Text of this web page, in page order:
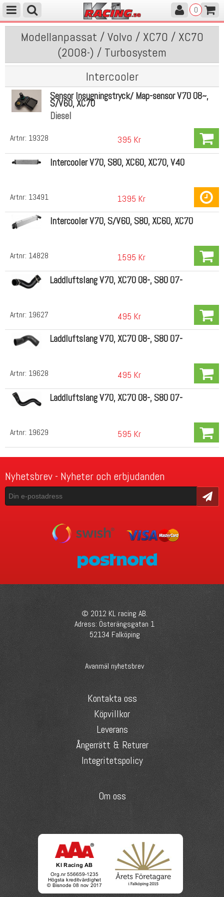
0
Modellanpassat / Volvo / XC70 / XC70
(2008-) / Turbosystem
Intercooler
Artnr: 19328
Sensor Insugningstryck/ Map-sensor V70 08~,
S/V60, XC70
Diesel
395 Kr
Artnr: 13491
Intercooler V70, S80, XC60, XC70, V40
1395 Kr
Artnr: 14828
Intercooler V70, S/V60, S80, XC60, XC70
1595 Kr
Artnr: 19627
Laddluftslang V70, XC70 08-, S80 07-
495 Kr
Artnr: 19628
Laddluftslang V70, XC70 08-, S80 07-
495 Kr
Artnr: 19629
Laddluftslang V70, XC70 08-, S80 07-
595 Kr
Nyhetsbrev - Nyheter och erbjudanden
Skicka
© 2012 KL racing AB.
Adress: Österängsgatan 1
52134 Falköping
Avanmäl nyhetsbrev
Kontakta oss
Köpvillkor
Leverans
Ångerrätt & Returer
Integritetspolicy
Om oss